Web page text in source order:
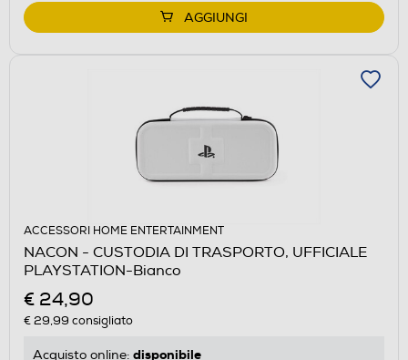
AGGIUNGI
ACCESSORI HOME ENTERTAINMENT
NACON - CUSTODIA DI TRASPORTO, UFFICIALE
PLAYSTATION-Bianco
€ 24,90
€ 29,99 consigliato
Acquisto online: disponibile